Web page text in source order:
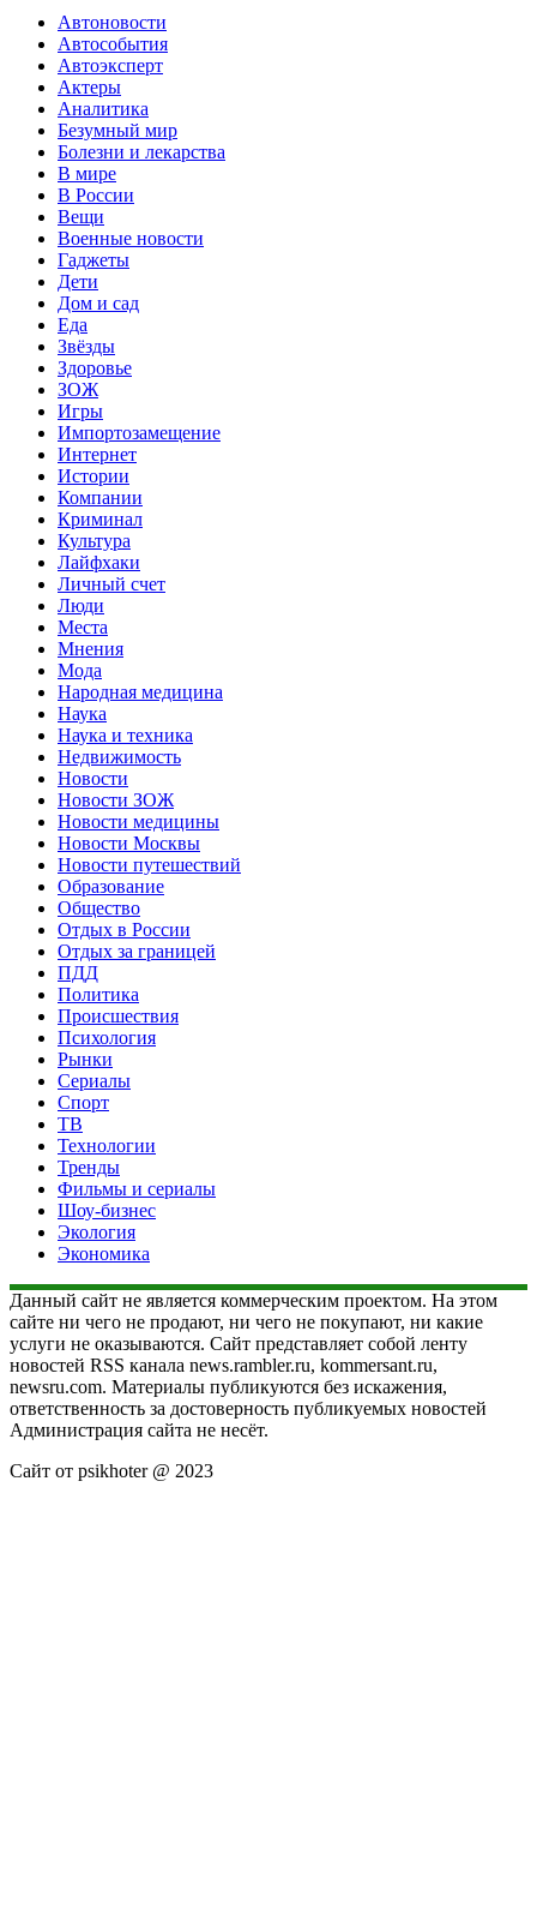
Автоновости
Автособытия
Автоэксперт
Актеры
Аналитика
Безумный мир
Болезни и лекарства
В мире
В России
Вещи
Военные новости
Гаджеты
Дети
Дом и сад
Еда
Звёзды
Здоровье
ЗОЖ
Игры
Импортозамещение
Интернет
Истории
Компании
Криминал
Культура
Лайфхаки
Личный счет
Люди
Места
Мнения
Мода
Народная медицина
Наука
Наука и техника
Недвижимость
Новости
Новости ЗОЖ
Новости медицины
Новости Москвы
Новости путешествий
Образование
Общество
Отдых в России
Отдых за границей
ПДД
Политика
Происшествия
Психология
Рынки
Сериалы
Спорт
ТВ
Технологии
Тренды
Фильмы и сериалы
Шоу-бизнес
Экология
Экономика
Данный сайт не является коммерческим проектом. На этом
сайте ни чего не продают, ни чего не покупают, ни какие
услуги не оказываются. Сайт представляет собой ленту
новостей RSS канала news.rambler.ru, kommersant.ru,
newsru.com. Материалы публикуются без искажения,
ответственность за достоверность публикуемых новостей
Администрация сайта не несёт.
Сайт от psikhoter @ 2023